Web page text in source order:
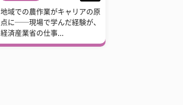
地域での農作業がキャリアの原
点に──現場で学んだ経験が、
経済産業省の仕事...